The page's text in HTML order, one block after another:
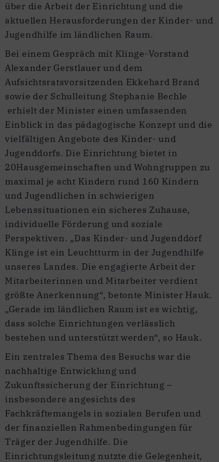
über die Arbeit der Einrichtung und die
aktuellen Herausforderungen der Kinder- und
Jugendhilfe im ländlichen Raum.
Bei einem Gespräch mit Klinge-Vorstand
Alexander Gerstlauer und dem
Aufsichtsratsvorsitzenden Ekkehard Brand
sowie der Schulleitung Stephanie Bechle
erhielt der Minister einen umfassenden
Einblick in das pädagogische Konzept und die
vielfältigen Angebote des Kinder- und
Jugenddorfs. Die Einrichtung bietet in
20Hausgemeinschaften und Wohngruppen zu
maximal je acht Kindern rund 160 Kindern
und Jugendlichen in schwierigen
Lebenssituationen ein sicheres Zuhause,
individuelle Förderung und soziale
Perspektiven. „Das Kinder- und Jugenddorf
Klinge ist ein Leuchtturm in der Jugendhilfe
unseres Landes. Die engagierte Arbeit der
Mitarbeiterinnen und Mitarbeiter verdient
größte Anerkennung“, betonte Minister Hauk.
„Gerade im ländlichen Raum ist es wichtig,
dass solche Einrichtungen verlässlich
bestehen und unterstützt werden“, so Hauk.
Ein zentrales Thema des Besuchs war die
nachhaltige Entwicklung und
Zukunftssicherung der Einrichtung –
insbesondere angesichts des
Fachkräftemangels in sozialen Berufen und
der finanziellen Rahmenbedingungen für
Träger der Jugendhilfe. Die
Einrichtungsleitung nutzte die Gelegenheit,